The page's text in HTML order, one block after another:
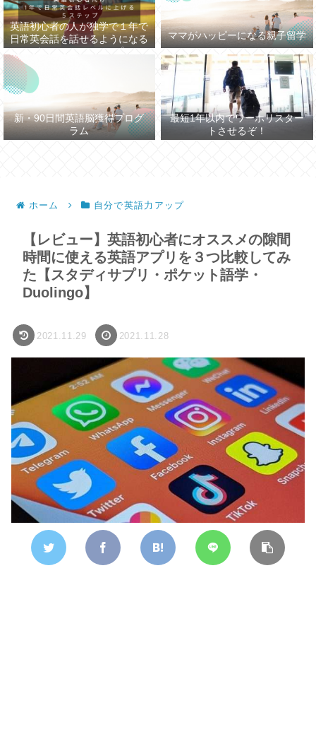
英語初心者の人が独学で１年で
日常英会話を話せるようになる
まで５つのステップ
ママがハッピーになる親子留学
新・90日間英語脳獲得プログ
ラム
最短1年以内でワーホリスター
トさせるぞ！
ホーム 自分で英語力アップ
【レビュー】英語初心者にオススメの隙間
時間に使える英語アプリを３つ比較してみ
た【スタディサプリ・ポケット語学・
Duolingo】
2021.11.29 2021.11.28